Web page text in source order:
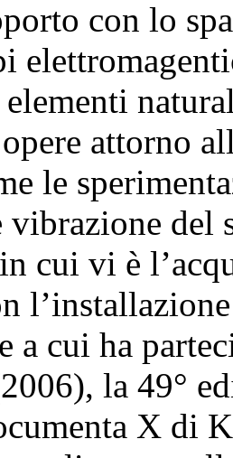
con lo
attorno
le
del
cui vi è
a cui ha
la 49°
X di